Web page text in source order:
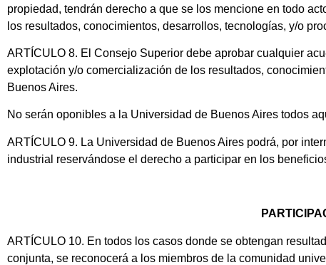
propiedad, tendrán derecho a que se los mencione en todo
los resultados, conocimientos, desarrollos, tecnologías, y/o
ARTÍCULO 8. El Consejo Superior debe aprobar cualquier
explotación y/o comercialización de los resultados,
Buenos Aires.
No serán oponibles a la Universidad de Buenos Aires todos
ARTÍCULO 9. La Universidad de Buenos Aires podrá, por
industrial reservándose el derecho a participar en los
ARTÍCULO 10. En todos los casos donde se obtengan
conjunta, se reconocerá a los miembros de la comunidad